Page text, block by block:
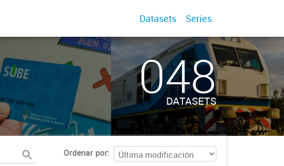
Datasets Series
048
DATASETS
Ordenar por